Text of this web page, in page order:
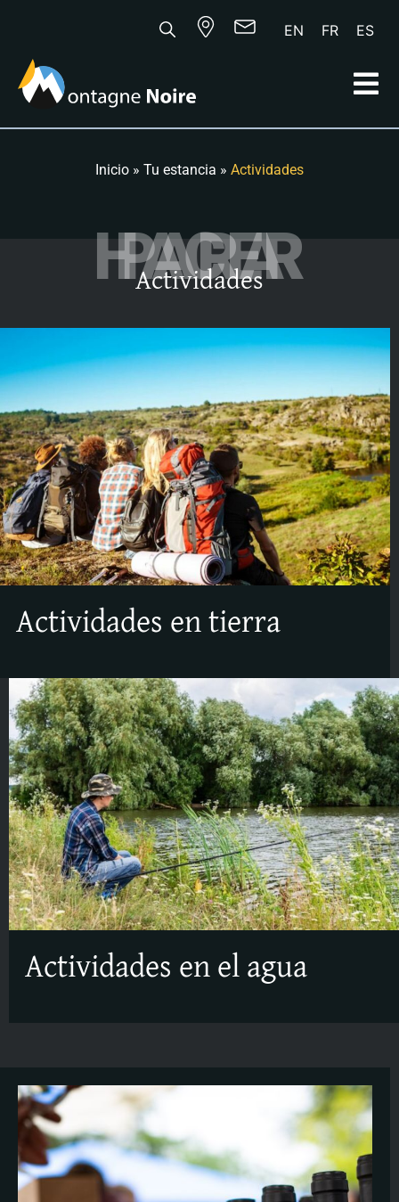
EN FR ES
Inicio » Tu estancia » Actividades
PARA HACER
Actividades
Actividades en tierra
Actividades en el agua